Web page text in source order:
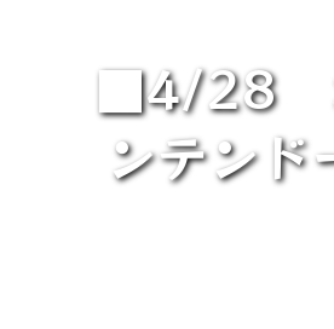
■4/28 本
ンテン